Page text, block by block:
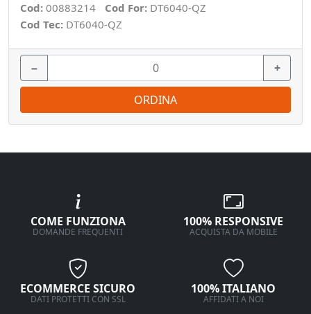
Cod: 00883214 Cod For: DT6040-QZ
Cod Tec: DT6040-QZ
− +
ORDINA
COME FUNZIONA
DOMANDE FREQUENTI
100% RESPONSIVE
ACQUISTA DA MOBILE
ECOMMERCE SICURO
DATI PROTETTI CON SSL
100% ITALIANO
AFFIDATI A NOI